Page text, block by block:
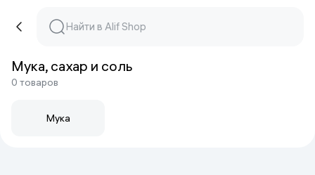
Мука, сахар и соль
0 товаров
Мука